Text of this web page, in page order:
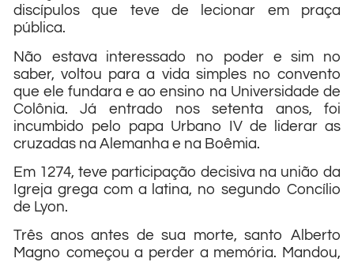
discípulos que teve de lecionar em praça
pública.
Não estava interessado no poder e sim no
saber, voltou para a vida simples no convento
que ele fundara e ao ensino na Universidade de
Colônia. Já entrado nos setenta anos, foi
incumbido pelo papa Urbano IV de liderar as
cruzadas na Alemanha e na Boêmia.
Em 1274, teve participação decisiva na união da
Igreja grega com a latina, no segundo Concílio
de Lyon.
Três anos antes de sua morte, santo Alberto
Magno começou a perder a memória. Mandou,